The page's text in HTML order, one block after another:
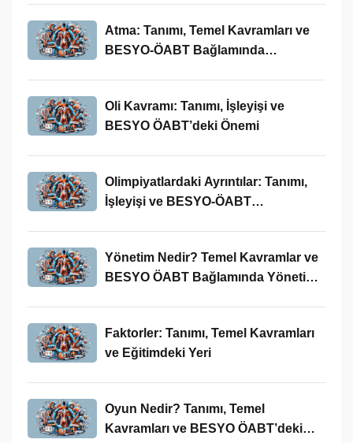
Atma: Tanımı, Temel Kavramları ve
BESYO-ÖABT Bağlamında
Oli Kavramı: Tanımı, İşleyişi ve
BESYO ÖABT’deki Önemi
Olimpiyatlardaki Ayrıntılar: Tanımı,
İşleyişi ve BESYO-ÖABT
Yönetim Nedir? Temel Kavramlar ve
BESYO ÖABT Bağlamında Yönetim
Faktorler: Tanımı, Temel Kavramları
ve Eğitimdeki Yeri
Oyun Nedir? Tanımı, Temel
Kavramları ve BESYO ÖABT’deki